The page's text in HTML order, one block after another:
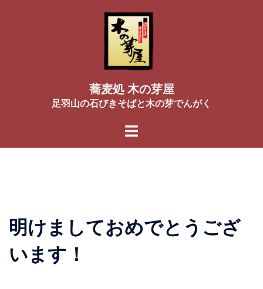
蕎麦処 木の芽屋
足羽山の石びきそばと木の芽でんがく
明けましておめでとうござ
います！